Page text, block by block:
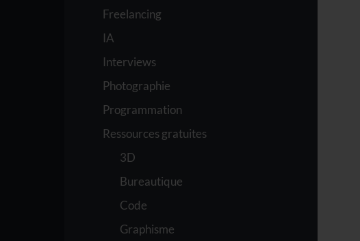
Freelancing
IA
Interviews
Photographie
Programmation
Ressources gratuites
3D
Bureautique
Code
Graphisme